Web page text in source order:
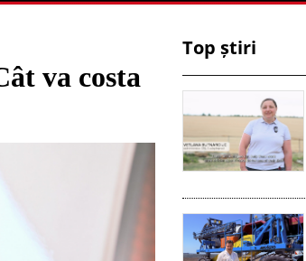
va costa
Top știri